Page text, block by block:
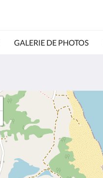
GALERIE DE PHOTOS